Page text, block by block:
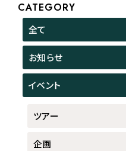
CATEGORY
全て
お知らせ
イベント
ツアー
企画